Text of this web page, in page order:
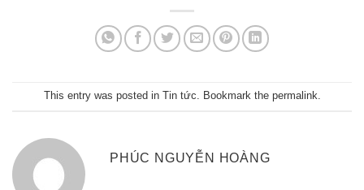
This entry was posted in Tin tức. Bookmark the permalink.
PHÚC NGUYỄN HOÀNG